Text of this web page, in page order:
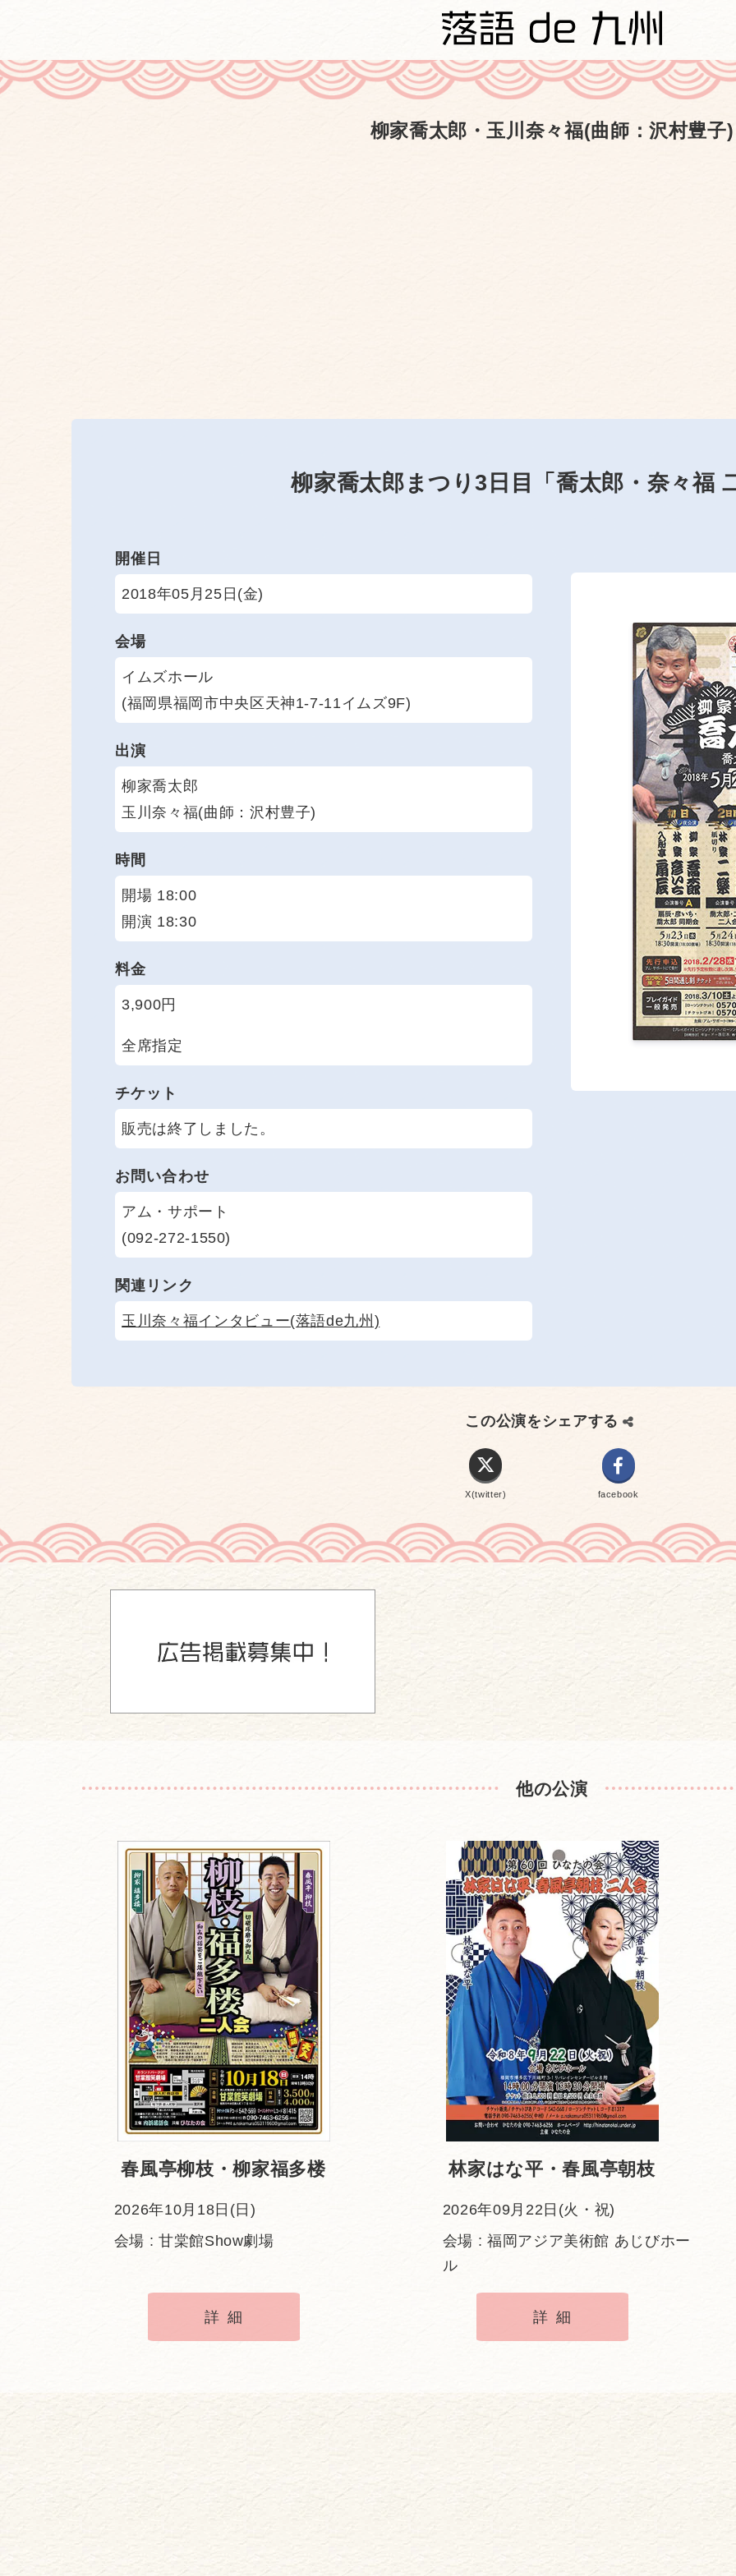
柳家喬太郎・玉川奈々福(曲師：沢村豊子)
柳家喬太郎まつり3日目「喬太郎・奈々福
開催日
2018年05月25日(金)
会場
イムズホール
(福岡県福岡市中央区天神1-7-11イムズ9F)
出演
柳家喬太郎
玉川奈々福(曲師：沢村豊子)
時間
開場 18:00
開演 18:30
料金
3,900円
全席指定
チケット
販売は終了しました。
お問い合わせ
アム・サポート
(092-272-1550)
関連リンク
玉川奈々福インタビュー(落語de九州)
この公演をシェアする
X(twitter) facebook
他の公演
春風亭柳枝・柳家福多楼
2026年10月18日(日)
会場 : 甘棠館Show劇場
詳細
林家はな平・春風亭朝枝
2026年09月22日(火・祝)
会場 : 福岡アジア美術館 あじびホー
ル
詳細